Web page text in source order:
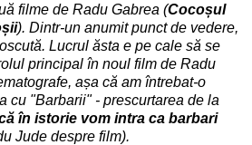
filme de Radu Gabrea (Cocoșul
). Dintr-un anumit punct de vedere,
Lucrul ăsta e pe cale să se
principal în noul film de Radu
așa că am întrebat-o
cu "Barbarii" - prescurtarea de la
în istorie vom intra ca barbari
Jude despre film).